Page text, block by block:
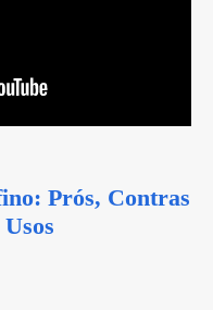
Prós, Contras